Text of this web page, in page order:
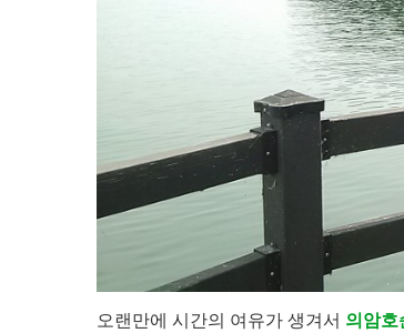
오랜만에 시간의 여유가 생겨서 의암호